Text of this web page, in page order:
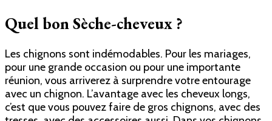
Quel bon Sèche-cheveux ?
Les chignons sont indémodables. Pour les mariages,
pour une grande occasion ou pour une importante
réunion, vous arriverez à surprendre votre entourage
avec un chignon. L’avantage avec les cheveux longs,
c’est que vous pouvez faire de gros chignons, avec des